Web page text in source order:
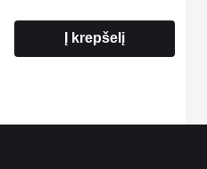
Į krepšelį